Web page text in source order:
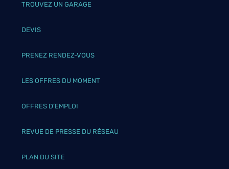
TROUVEZ UN GARAGE
DEVIS
PRENEZ RENDEZ-VOUS
LES OFFRES DU MOMENT
OFFRES D’EMPLOI
REVUE DE PRESSE DU RÉSEAU
PLAN DU SITE